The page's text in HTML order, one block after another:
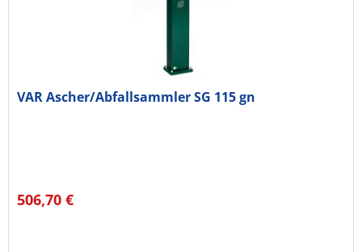
VAR Ascher/Abfallsammler SG 115 gn
506,70 €